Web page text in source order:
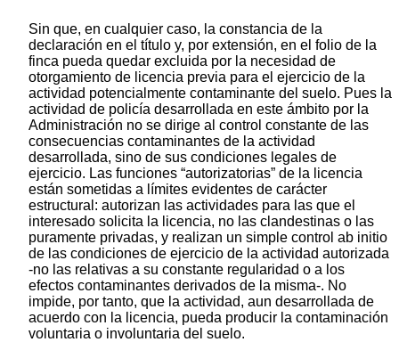
Sin que, en cualquier caso, la constancia de la
declaración en el título y, por extensión, en el folio de la
finca pueda quedar excluida por la necesidad de
otorgamiento de licencia previa para el ejercicio de la
actividad potencialmente contaminante del suelo. Pues la
actividad de policía desarrollada en este ámbito por la
Administración no se dirige al control constante de las
consecuencias contaminantes de la actividad
desarrollada, sino de sus condiciones legales de
ejercicio. Las funciones “autorizatorias” de la licencia
están sometidas a límites evidentes de carácter
estructural: autorizan las actividades para las que el
interesado solicita la licencia, no las clandestinas o las
puramente privadas, y realizan un simple control ab initio
de las condiciones de ejercicio de la actividad autorizada
-no las relativas a su constante regularidad o a los
efectos contaminantes derivados de la misma-. No
impide, por tanto, que la actividad, aun desarrollada de
acuerdo con la licencia, pueda producir la contaminación
voluntaria o involuntaria del suelo.